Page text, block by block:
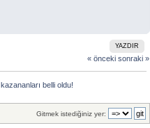
YAZDIR
« önceki sonraki »
belli oldu!
Gitmek istediğiniz yer: